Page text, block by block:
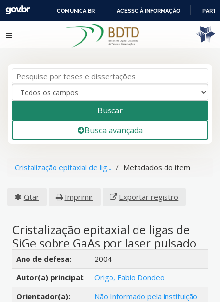
IR
PARA
COMUNICA BR ACESSO À INFORMAÇÃO
Pular para o conteúdo
Buscar
Busca avançada
Cristalização epitaxial de lig... Metadados do item
Citar Imprimir Exportar registro
Cristalização epitaxial de ligas de
SiGe sobre GaAs por laser pulsado
Detalhes bibliográficos
Ano de defesa:
2004
Autor(a) principal:
Origo, Fabio Dondeo
Orientador(a):
Não Informado pela instituição